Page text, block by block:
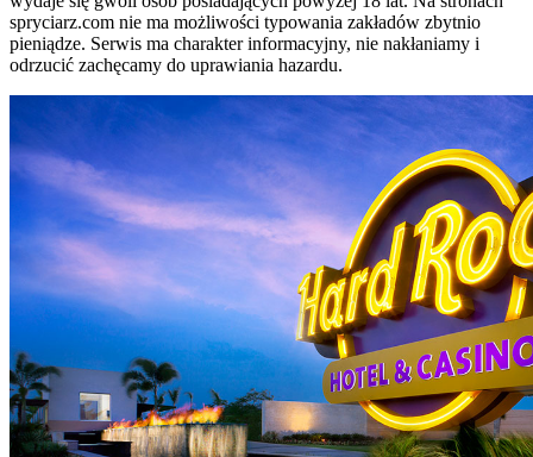
spryciarz.com nie ma możliwości typowania zakładów zbytnio
pieniądze. Serwis ma charakter informacyjny, nie nakłaniamy i
odrzucić zachęcamy do uprawiania hazardu.